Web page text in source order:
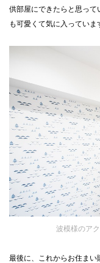
供部屋にできたらと思っ
も可愛くて気に入っていま
波模様のア
最後に、これからお住ま